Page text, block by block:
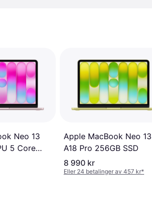
Neo 13
5 Core
Apple MacBook Neo 13
A18 Pro 256GB SSD
8 990 kr
Eller 24 betalinger av 457 kr*